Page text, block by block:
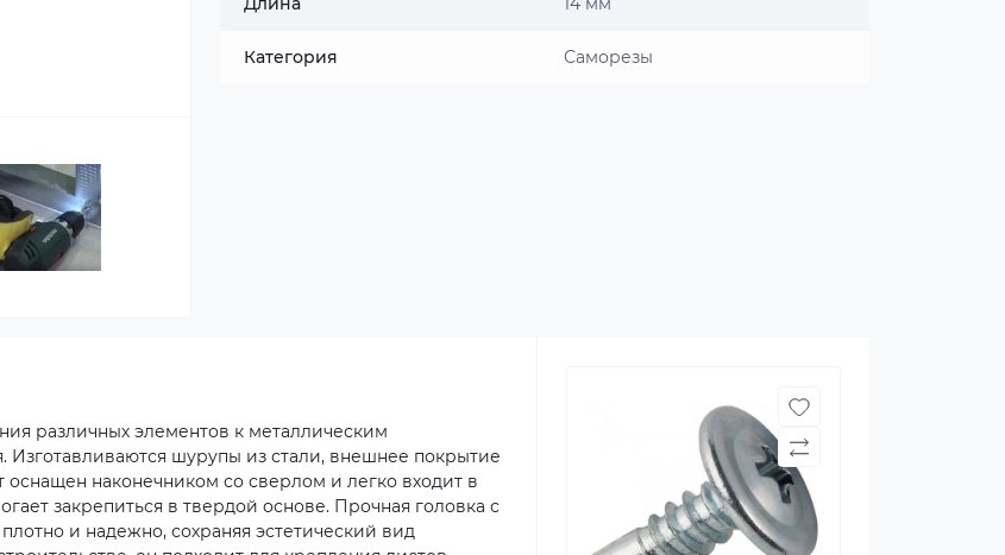
Категория Саморезы
различных элементов к металлическим
Изготавливаются шурупы из стали, внешнее покрытие
наконечником со сверлом и легко входит в
закрепиться в твердой основе. Прочная головка с
и надежно, сохраняя эстетический вид